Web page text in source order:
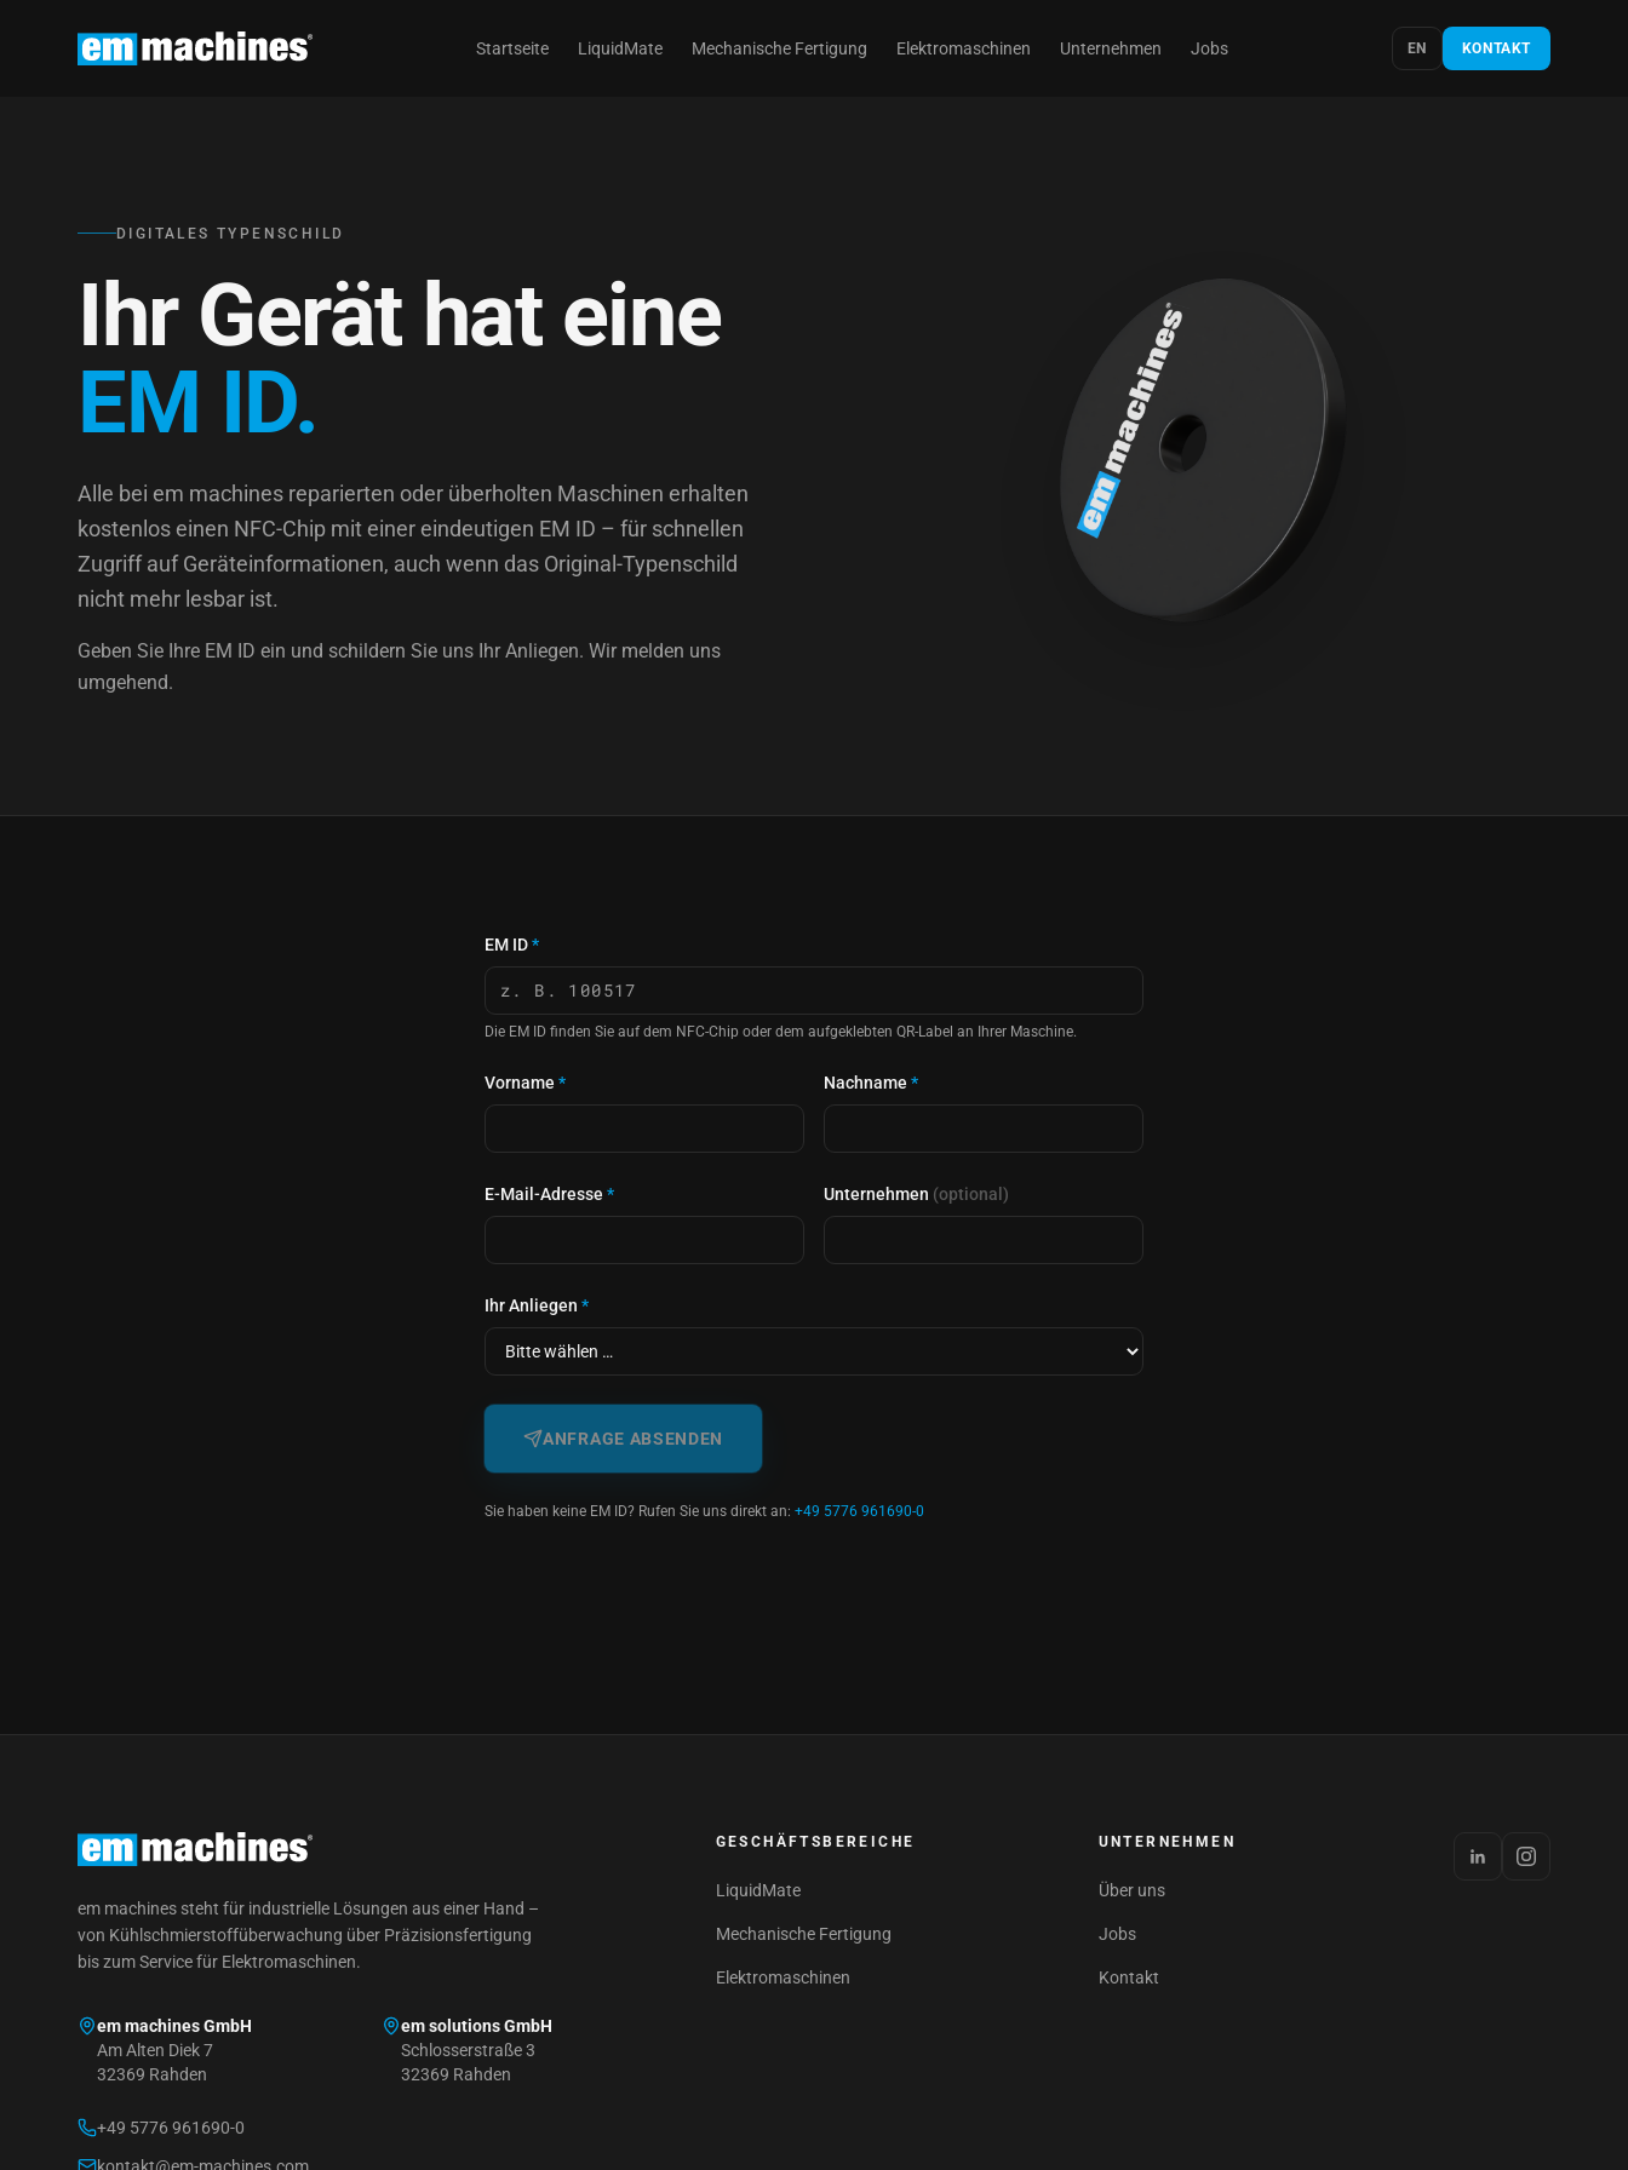
Startseite LiquidMate Mechanische Fertigung Elektromaschinen Unternehmen Jobs EN KONTAKT
DIGITALES TYPENSCHILD
Ihr Gerät hat eine
EM ID.
Alle bei em machines reparierten oder überholten Maschinen erhalten
kostenlos einen NFC-Chip mit einer eindeutigen EM ID – für schnellen
Zugriff auf Geräteinformationen, auch wenn das Original-Typenschild
nicht mehr lesbar ist.
Geben Sie Ihre EM ID ein und schildern Sie uns Ihr Anliegen. Wir melden uns
umgehend.
EM ID*
Die EM ID finden Sie auf dem NFC-Chip oder dem aufgeklebten QR-Label an Ihrer Maschine.
Vorname * Nachname *
E-Mail-Adresse * Unternehmen (optional)
Ihr Anliegen *
ANFRAGE ABSENDEN
Sie haben keine EM ID? Rufen Sie uns direkt an: +49 5776 961690-0
em machines steht für industrielle Lösungen aus einer Hand –
von Kühlschmierstoffüberwachung über Präzisionsfertigung
bis zum Service für Elektromaschinen.
em machines GmbH
Am Alten Diek 7
32369 Rahden
em solutions GmbH
Schlosserstraße 3
32369 Rahden
+49 5776 961690-0
GESCHÄFTSBEREICHE
LiquidMate
Mechanische Fertigung
Elektromaschinen
UNTERNEHMEN
Über uns
Jobs
Kontakt